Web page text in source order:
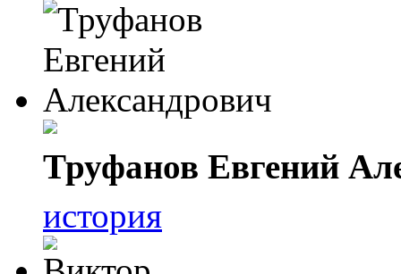
Труфанов Евгений
история